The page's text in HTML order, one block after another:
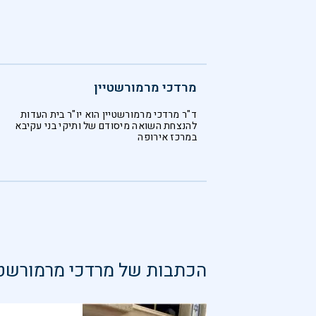
מרדכי מרמורשטיין
ד"ר מרדכי מרמורשטיין הוא יו"ר בית העדות
להנצחת השואה מיסודם של ותיקי בני עקיבא
במרכז אירופה
הכתבות של מרדכי